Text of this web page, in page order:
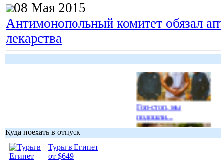
08 Мая 2015
Антимонопольный комитет обязал
лекарства
Гоп-стоп, мы
подошли...
Куда поехать в отпуск
Туры в Египет
от $649